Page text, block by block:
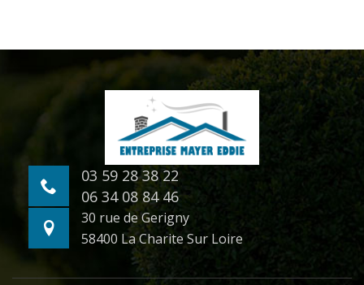
03 59 28 38 22
06 34 08 84 46
30 rue de Gerigny
58400 La Charite Sur Loire